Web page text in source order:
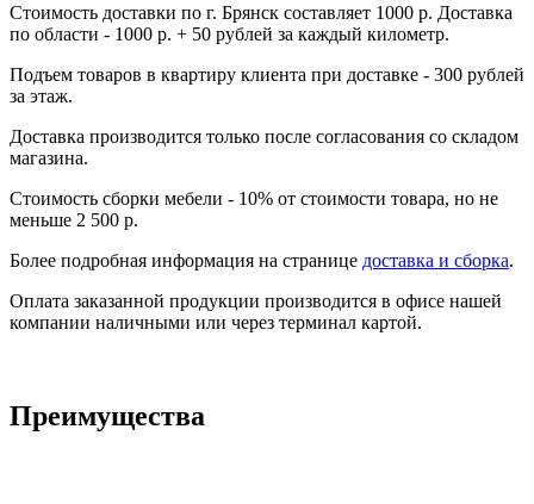
Стоимость доставки по г. Брянск составляет 1000 р. Доставка
по области - 1000 р. + 50 рублей за каждый километр.
Подъем товаров в квартиру клиента при доставке - 300 рублей
за этаж.
Доставка производится только после согласования со складом
магазина.
Стоимость сборки мебели - 10% от стоимости товара, но не
меньше 2 500 р.
Более подробная информация на странице доставка и сборка.
Оплата заказанной продукции производится в офисе нашей
компании наличными или через терминал картой.
Преимущества